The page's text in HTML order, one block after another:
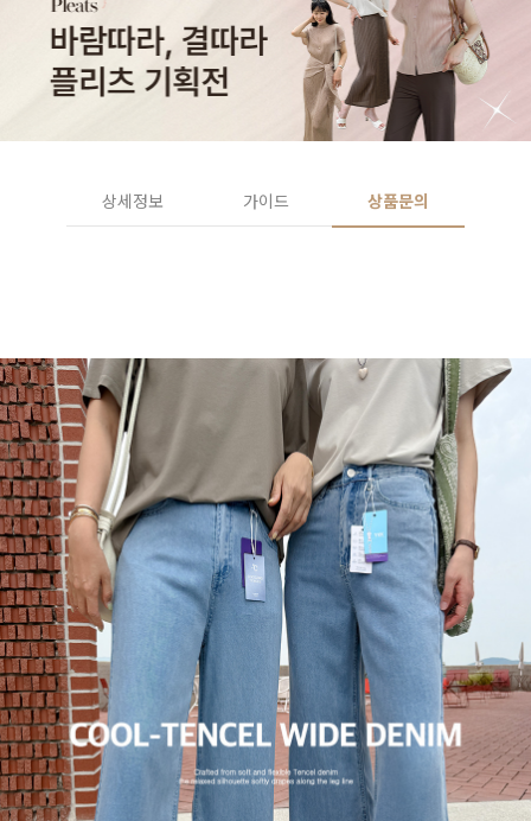
상세정보 가이드 상품문의